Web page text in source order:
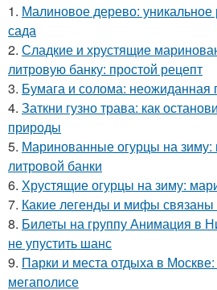
1. Малиновое дерево:
сада
2. Сладкие и хрустящие
литровую банку: простой рецепт
3. Бумага и солома: неожиданная
4. Заткни гузно трава: как
природы
5. Маринованные огурцы на зиму:
литровой банки
6. Хрустящие огурцы на зиму:
7. Какие легенды и мифы
8. Билеты на группу Анимация в
не упустить шанс
9. Парки и места отдыха в Москве:
мегаполисе